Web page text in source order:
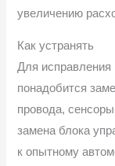
увеличению
Как устранять
Для
понадобится
провода,
замена блока
к опытному